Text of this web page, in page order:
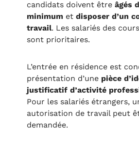
candidats doivent être âgés
minimumet disposer d’un
travail. Les salariés des
sont prioritaires.
L’entrée en résidence est
présentation d’une pièce
justificatif d’activité
Pour les salariés étrangers,
autorisation de travail peut
demandée.